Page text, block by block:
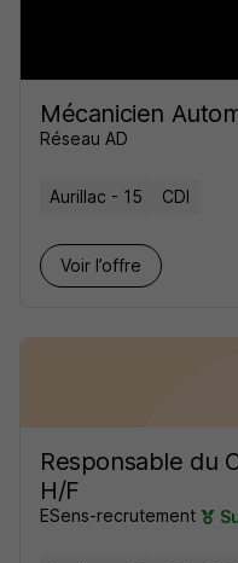
Mécanicien
Réseau AD
Aurillac - 15 CDI
Voir l’offre
Responsable du
H/F
ESens-recrutement